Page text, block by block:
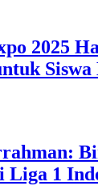
2025
Liga 1